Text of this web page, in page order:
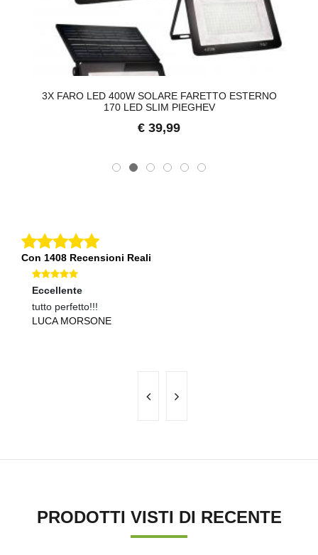
3X FARO LED 400W SOLARE FARETTO ESTERNO
170 LED SLIM PIEGHEV
€ 39,99
Con 1408 Recensioni Reali
Eccellente
tutto perfetto!!!
LUCA MORSONE
Eccellente
secondo acquisto e perfetto tutto. Grazie
FRANCO PECCHIARI C/O TURCO LUC
PRODOTTI VISTI DI RECENTE